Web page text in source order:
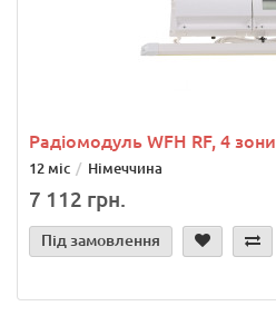
Радіомодуль WFH RF, 4 зони
12 міс Німеччина
7 112 грн.
Під замовлення